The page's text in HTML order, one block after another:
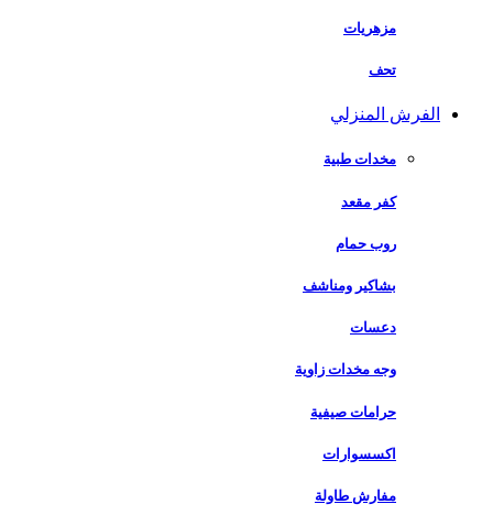
مزهريات
تحف
الفرش المنزلي
مخدات طبية
كفر مقعد
روب حمام
بشاكير ومناشف
دعسات
وجه مخدات زاوية
حرامات صيفية
اكسسوارات
مفارش طاولة